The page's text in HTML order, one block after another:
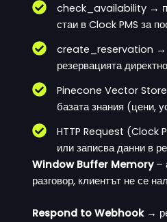
check_availability →
стаи в Clock PMS за
create_reservation →
резервацията
Pinecone Vector
базата знания (цени,
HTTP Request (Clock
или записва данни в
Window Buffer Memory–
разговор, клиентът не се
Respond to Webhook→